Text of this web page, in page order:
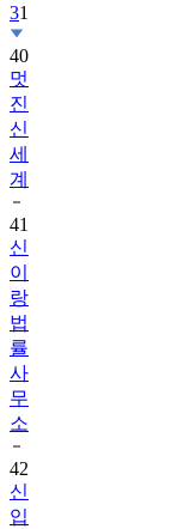
31
40
멋
진
신
세
계
41
신
이
랑
법
률
사
무
소
42
신
입